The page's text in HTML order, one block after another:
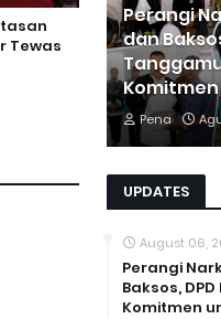
Tewas
Perangi
dan
Pena
UPDATES
August 06,
Perangi
Baksos,
Komitmen